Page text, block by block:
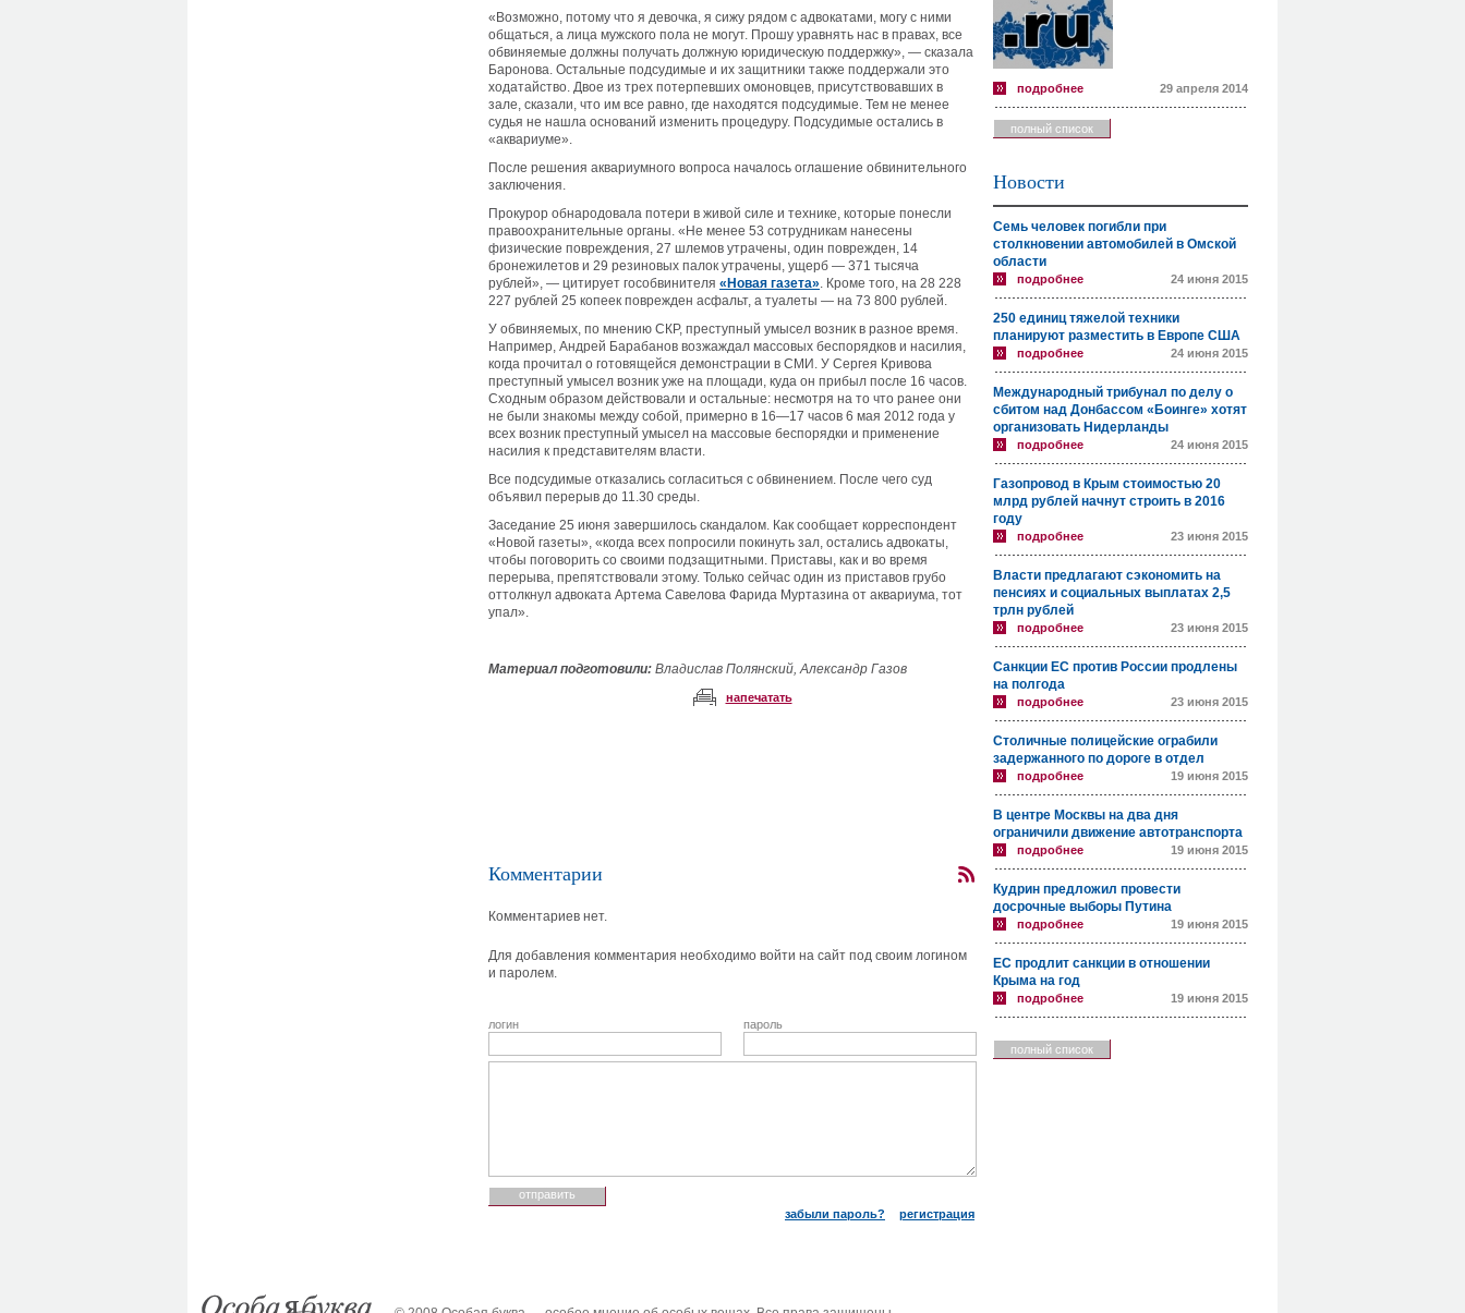
«Возможно, потому что я девочка, я сижу рядом с адвокатами, могу с ними
общаться, а лица мужского пола не могут. Прошу уравнять нас в правах, все
обвиняемые должны получать должную юридическую поддержку», — сказала
Баронова. Остальные подсудимые и их защитники также поддержали это
ходатайство. Двое из трех потерпевших омоновцев, присутствовавших в
зале, сказали, что им все равно, где находятся подсудимые. Тем не менее
судья не нашла оснований изменить процедуру. Подсудимые остались в
«аквариуме».
После решения аквариумного вопроса началось оглашение обвинительного
заключения.
Прокурор обнародовала потери в живой силе и технике, которые понесли
правоохранительные органы. «Не менее 53 сотрудникам нанесены
физические повреждения, 27 шлемов утрачены, один поврежден, 14
бронежилетов и 29 резиновых палок утрачены, ущерб — 371 тысяча
рублей», — цитирует гособвинителя «Новая газета». Кроме того, на 28 228
227 рублей 25 копеек поврежден асфальт, а туалеты — на 73 800 рублей.
У обвиняемых, по мнению СКР, преступный умысел возник в разное время.
Например, Андрей Барабанов возжаждал массовых беспорядков и насилия,
когда прочитал о готовящейся демонстрации в СМИ. У Сергея Кривова
преступный умысел возник уже на площади, куда он прибыл после 16 часов.
Сходным образом действовали и остальные: несмотря на то что ранее они
не были знакомы между собой, примерно в 16—17 часов 6 мая 2012 года у
всех возник преступный умысел на массовые беспорядки и применение
насилия к представителям власти.
Все подсудимые отказались согласиться с обвинением. После чего суд
объявил перерыв до 11.30 среды.
Заседание 25 июня завершилось скандалом. Как сообщает корреспондент
«Новой газеты», «когда всех попросили покинуть зал, остались адвокаты,
чтобы поговорить со своими подзащитными. Приставы, как и во время
перерыва, препятствовали этому. Только сейчас один из приставов грубо
оттолкнул адвоката Артема Савелова Фарида Муртазина от аквариума, тот
упал».
Материал подготовили: Владислав Полянский, Александр Газов
напечатать
Комментарии
Комментариев нет.
Для добавления комментария необходимо войти на сайт под своим логином
и паролем.
логин пароль
забыли пароль? регистрация
подробнее 29 апреля 2014
полный список
Новости
Семь человек погибли при
столкновении автомобилей в Омской
области
подробнее 24 июня 2015
250 единиц тяжелой техники
планируют разместить в Европе США
подробнее 24 июня 2015
Международный трибунал по делу о
сбитом над Донбассом «Боинге» хотят
организовать Нидерланды
подробнее 24 июня 2015
Газопровод в Крым стоимостью 20
млрд рублей начнут строить в 2016
году
подробнее 23 июня 2015
Власти предлагают сэкономить на
пенсиях и социальных выплатах 2,5
трлн рублей
подробнее 23 июня 2015
Санкции ЕС против России продлены
на полгода
подробнее 23 июня 2015
Столичные полицейские ограбили
задержанного по дороге в отдел
подробнее 19 июня 2015
В центре Москвы на два дня
ограничили движение автотранспорта
подробнее 19 июня 2015
Кудрин предложил провести
досрочные выборы Путина
подробнее 19 июня 2015
ЕС продлит санкции в отношении
Крыма на год
подробнее 19 июня 2015
полный список